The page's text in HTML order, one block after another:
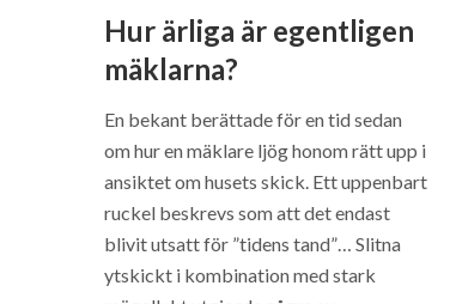
Hur ärliga är egentligen
mäklarna?
En bekant berättade för en tid sedan
om hur en mäklare ljög honom rätt upp i
ansiktet om husets skick. Ett uppenbart
ruckel beskrevs som att det endast
blivit utsatt för ”tidens tand”… Slitna
ytskickt i kombination med stark